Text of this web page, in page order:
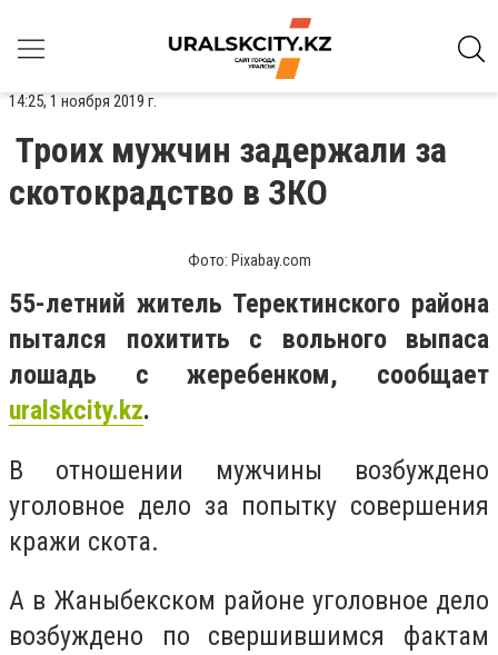
14:25, 1 ноября 2019 г.
Троих мужчин задержали за
скотокрадство в ЗКО
Фото: Pixabay.com
55-летний житель Теректинского района
пытался похитить с вольного выпаса
лошадь с жеребенком, сообщает
uralskcity.kz.
В отношении мужчины возбуждено
уголовное дело за попытку совершения
кражи скота.
А в Жаныбекском районе уголовное дело
возбуждено по свершившимся фактам